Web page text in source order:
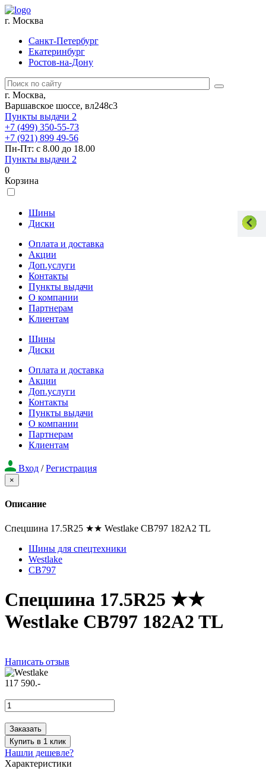
г. Москва
Санкт-Петербург
Екатеринбург
Ростов-на-Дону
г. Москва,
Варшавское шоссе, вл248с3
Пункты выдачи 2
+7 (499) 350-55-73
+7 (921) 899 49-56
Пн-Пт: с 8.00 до 18.00
Пункты выдачи 2
0
Корзина
Шины
Диски
Оплата и доставка
Акции
Доп.услуги
Контакты
Пункты выдачи
О компании
Партнерам
Клиентам
Шины
Диски
Оплата и доставка
Акции
Доп.услуги
Контакты
Пункты выдачи
О компании
Партнерам
Клиентам
Вход / Регистрация
×
Описание
Спецшина 17.5R25 ★★ Westlake CB797 182A2 TL
Шины для спецтехники
Westlake
CB797
Спецшина 17.5R25 ★★
Westlake CB797 182A2 TL
Написать отзыв
117 590.-
Заказать
Купить в 1 клик
Нашли дешевле?
Характеристики